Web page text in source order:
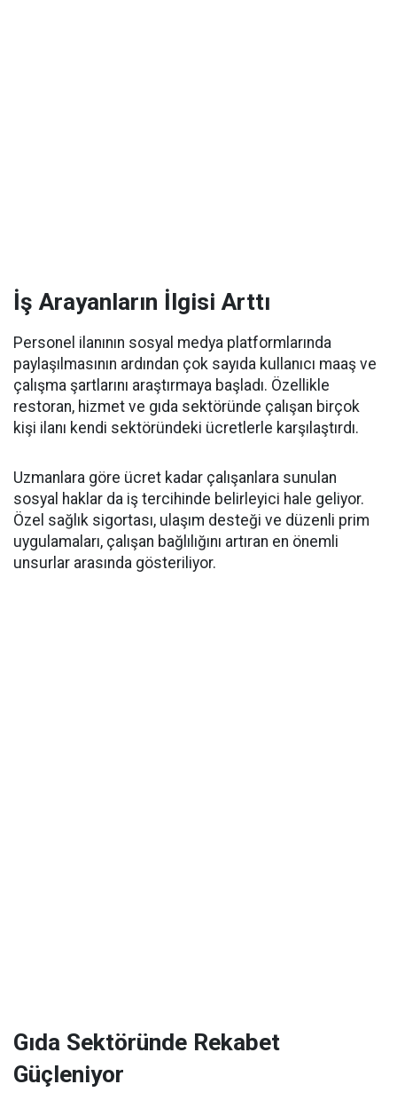
İş Arayanların İlgisi Arttı
Personel ilanının sosyal medya platformlarında
paylaşılmasının ardından çok sayıda kullanıcı maaş ve
çalışma şartlarını araştırmaya başladı. Özellikle
restoran, hizmet ve gıda sektöründe çalışan birçok
kişi ilanı kendi sektöründeki ücretlerle karşılaştırdı.
Uzmanlara göre ücret kadar çalışanlara sunulan
sosyal haklar da iş tercihinde belirleyici hale geliyor.
Özel sağlık sigortası, ulaşım desteği ve düzenli prim
uygulamaları, çalışan bağlılığını artıran en önemli
unsurlar arasında gösteriliyor.
Gıda Sektöründe Rekabet
Güçleniyor